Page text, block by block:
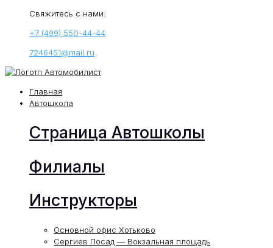
Свяжитесь с нами:
+7 (499) 550-44-44
7246451@mail.ru
Главная
Автошкола
Страница Автошколы
Филиалы
Инструкторы
Основной офис Хотьково
Сергиев Посад — Вокзальная площадь